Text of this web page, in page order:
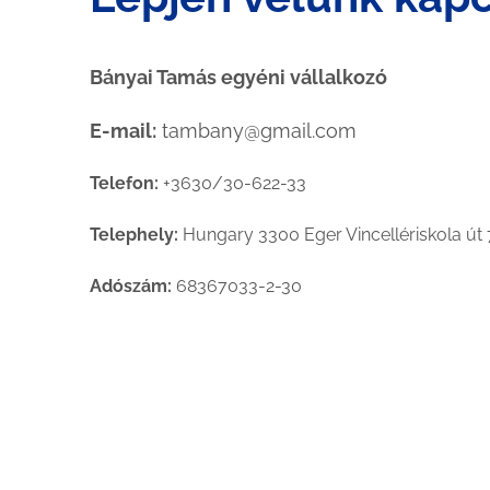
Bányai Tamás egyéni vállalkozó
E-mail: tambany@gmail.com
Telefon: +3630/30-622-33
Telephely: Hungary 3300 Eger Vincellériskola út
Adószám: 68367033-2-30